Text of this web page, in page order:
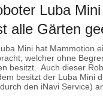
Luba
alle Gärten
Mini hat Mammotion
welcher ohne
besitzt. Auch dieser
besitzt der Luba Mini
den iNavi Service)